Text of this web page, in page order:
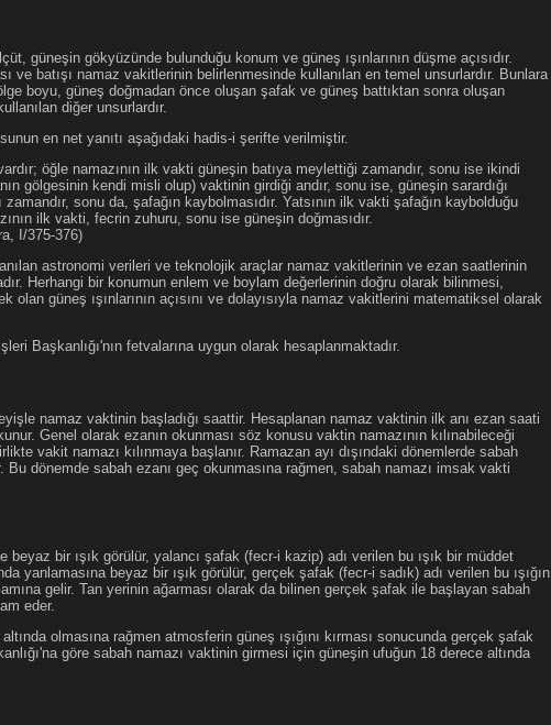
güneşin gökyüzünde bulunduğu konum ve güneş ışınlarının düşme açısıdır.
ve batışı namaz vakitlerinin belirlenmesinde kullanılan en temel unsurlardır. Bunlara
boyu, güneş doğmadan önce oluşan şafak ve güneş battıktan sonra oluşan
diğer unsurlardır.
en net yanıtı aşağıdaki hadis-i şerifte verilmiştir.
öğle namazının ilk vakti güneşin batıya meylettiği zamandır, sonu ise ikindi
gölgesinin kendi misli olup) vaktinin girdiği andır, sonu ise, güneşin sarardığı
sonu da, şafağın kaybolmasıdır. Yatsının ilk vakti şafağın kaybolduğu
ilk vakti, fecrin zuhuru, sonu ise güneşin doğmasıdır.
I/375-376)
astronomi verileri ve teknolojik araçlar namaz vakitlerinin ve ezan saatlerinin
Herhangi bir konumun enlem ve boylam değerlerinin doğru olarak bilinmesi,
güneş ışınlarının açısını ve dolayısıyla namaz vakitlerini matematiksel olarak
Başkanlığı'nın fetvalarına uygun olarak hesaplanmaktadır.
namaz vaktinin başladığı saattir. Hesaplanan namaz vaktinin ilk anı ezan saati
Genel olarak ezanın okunması söz konusu vaktin namazının kılınabileceği
vakit namazı kılınmaya başlanır. Ramazan ayı dışındaki dönemlerde sabah
dönemde sabah ezanı geç okunmasına rağmen, sabah namazı imsak vakti
bir ışık görülür, yalancı şafak (fecr-i kazip) adı verilen bu ışık bir müddet
yanlamasına beyaz bir ışık görülür, gerçek şafak (fecr-i sadık) adı verilen bu ışığın
gelir. Tan yerinin ağarması olarak da bilinen gerçek şafak ile başlayan sabah
eder.
olmasına rağmen atmosferin güneş ışığını kırması sonucunda gerçek şafak
göre sabah namazı vaktinin girmesi için güneşin ufuğun 18 derece altında